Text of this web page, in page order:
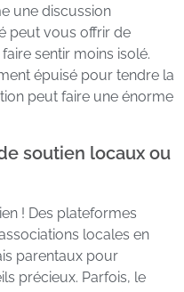
une discussion
peut vous offrir de
sentir moins isolé.
épuisé pour tendre la
peut faire une énorme
soutien locaux ou
! Des plateformes
locales en
parentaux pour
précieux. Parfois, le